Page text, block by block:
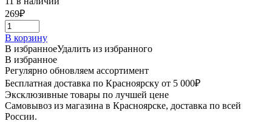
269₽
В корзину
В избранноеУдалить из избранного
В избранное
Регулярно обновляем ассортимент
Бесплатная доставка по Красноярску от 5 000₽
Эксклюзивные товары по лучшей цене
Самовывоз из магазина в Красноярске, доставка по всей
России.